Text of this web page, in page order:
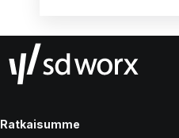
Ratkaisumme